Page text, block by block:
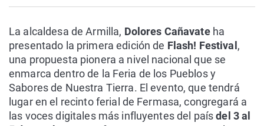
La alcaldesa de Armilla, Dolores Cañavateha
presentado la primera edición de Flash! Festival ,
una propuesta pionera a nivel nacional que se
enmarca dentro de la Feria de los Pueblos y
Sabores de Nuestra Tierra. El evento, que tendrá
lugar en el recinto ferial de Fermasa, congregará a
las voces digitales más influyentes del paísdel 3 al